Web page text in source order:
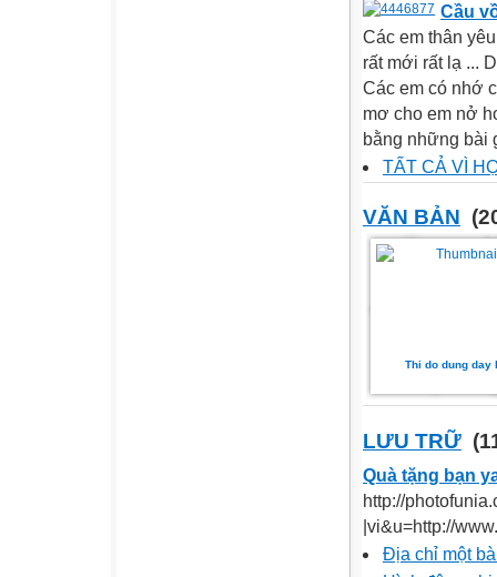
Cầu
Các em thân
rất mới rất lạ ...
Các em có nhớ
mơ cho em nở
bằng những bài
TẤT CẢ VÌ
VĂN BẢN
Thi do dung day
LƯU TRỮ
Quà tặng bạn
http://
|vi&u=http://
Địa chỉ một